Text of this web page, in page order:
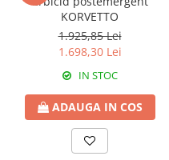
Regulatori de creștere
GRÂU SPELTA
Insecticide
Erbicide
Insecticide
Fungicide
Insecticide
Fertilizanți foliari
PĂIOASE
KORVETTO
1.925,85 Lei
1.698,30 Lei
IN STOC
ADAUGA IN COS